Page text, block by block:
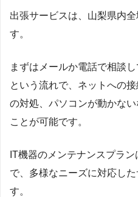
出張サービスは、山梨県内
す。
まずはメールか電話で相談
という流れで、ネットへの
の対処、パソコンが動かな
ことが可能です。
IT機器のメンテナンスプラ
で、多様なニーズに対応し
す。